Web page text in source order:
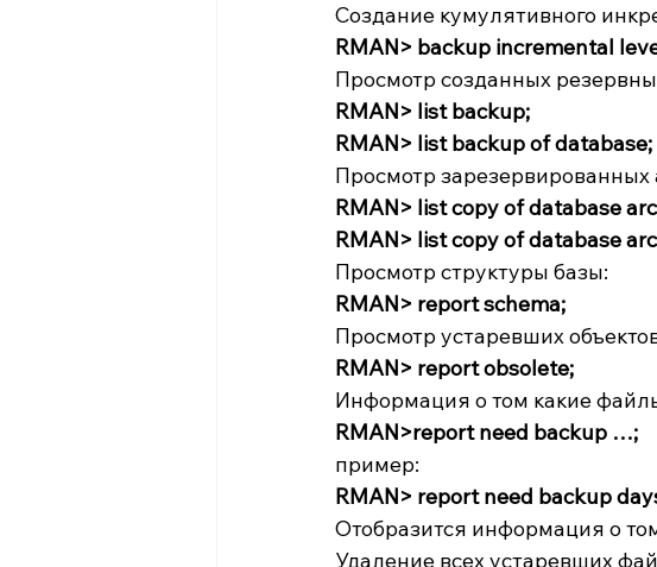
Создание кумулятивного
RMAN> backup incremental
Просмотр созданных
RMAN> list backup;
RMAN> list backup of database;
Просмотр
RMAN> list copy of database
RMAN> list copy of database
Просмотр структуры базы:
RMAN> report schema;
Просмотр устаревших
RMAN> report obsolete;
Информация о том какие
RMAN>report need backup …;
пример:
RMAN> report need backup
Отобразится информация о
Удаление всех устаревших